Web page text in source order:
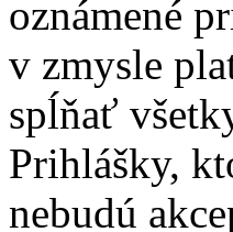
oznámené
v zmysle
spĺňať
Prihlášky,
nebudú